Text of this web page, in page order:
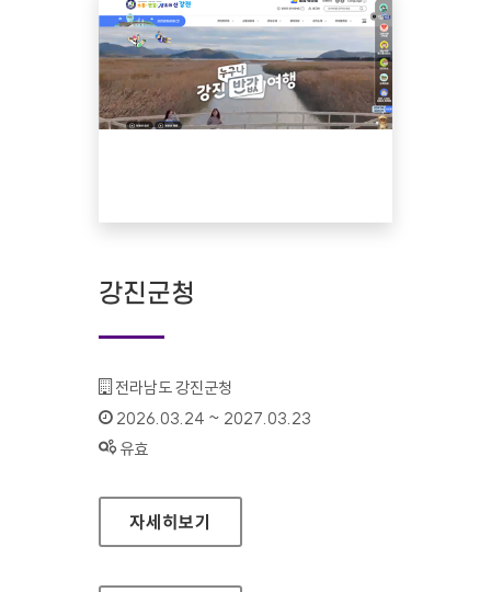
강진군청
기관명 :
전라남도 강진군청
인증기간 :
2026.03.24 ~ 2027.03.23
상태 :
유효
강진군청
자세히보기